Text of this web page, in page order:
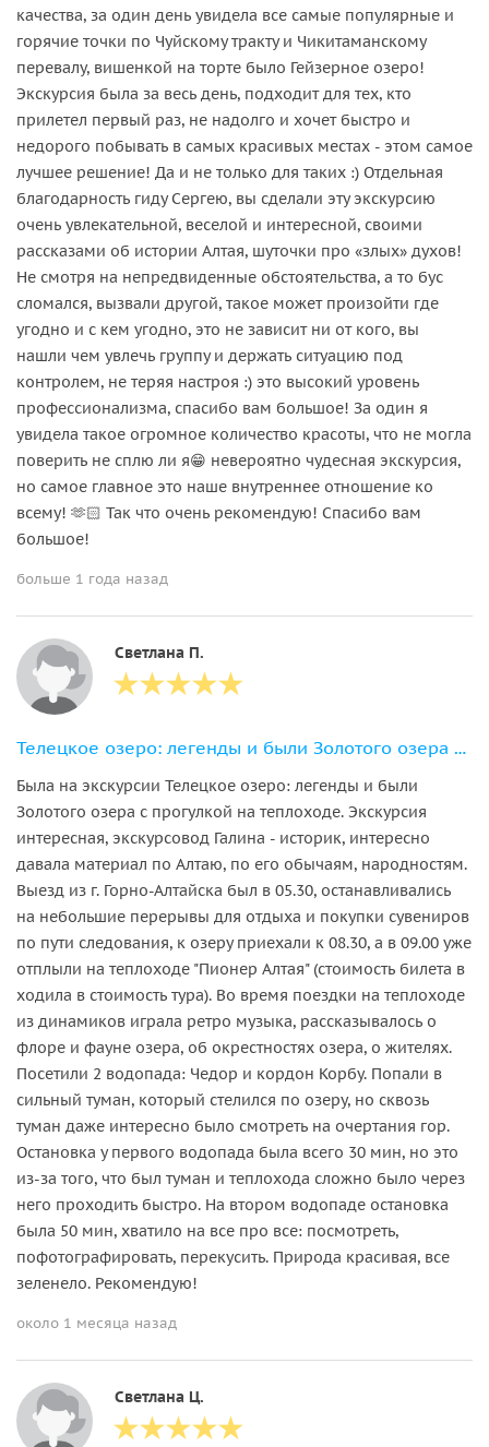
качества, за один день увидела все самые популярные и
горячие точки по Чуйскому тракту и Чикитаманскому
перевалу, вишенкой на торте было Гейзерное озеро!
Экскурсия была за весь день, подходит для тех, кто
прилетел первый раз, не надолго и хочет быстро и
недорого побывать в самых красивых местах - этом самое
лучшее решение! Да и не только для таких :) Отдельная
благодарность гиду Сергею, вы сделали эту экскурсию
очень увлекательной, веселой и интересной, своими
рассказами об истории Алтая, шуточки про «злых» духов!
Не смотря на непредвиденные обстоятельства, а то бус
сломался, вызвали другой, такое может произойти где
угодно и с кем угодно, это не зависит ни от кого, вы
нашли чем увлечь группу и держать ситуацию под
контролем, не теряя настроя :) это высокий уровень
профессионализма, спасибо вам большое! За один я
увидела такое огромное количество красоты, что не могла
поверить не сплю ли я😁 невероятно чудесная экскурсия,
но самое главное это наше внутреннее отношение ко
всему! 🫶🏻 Так что очень рекомендую! Спасибо вам
большое!
больше 1 года назад
Светлана П.
Телецкое озеро: легенды и были Золотого озера с прогулкой на теплоходе
Была на экскурсии Телецкое озеро: легенды и были
Золотого озера с прогулкой на теплоходе. Экскурсия
интересная, экскурсовод Галина - историк, интересно
давала материал по Алтаю, по его обычаям, народностям.
Выезд из г. Горно-Алтайска был в 05.30, останавливались
на небольшие перерывы для отдыха и покупки сувениров
по пути следования, к озеру приехали к 08.30, а в 09.00 уже
отплыли на теплоходе "Пионер Алтая" (стоимость билета в
ходила в стоимость тура). Во время поездки на теплоходе
из динамиков играла ретро музыка, рассказывалось о
флоре и фауне озера, об окрестностях озера, о жителях.
Посетили 2 водопада: Чедор и кордон Корбу. Попали в
сильный туман, который стелился по озеру, но сквозь
туман даже интересно было смотреть на очертания гор.
Остановка у первого водопада была всего 30 мин, но это
из-за того, что был туман и теплохода сложно было через
него проходить быстро. На втором водопаде остановка
была 50 мин, хватило на все про все: посмотреть,
пофотографировать, перекусить. Природа красивая, все
зеленело. Рекомендую!
около 1 месяца назад
Светлана Ц.